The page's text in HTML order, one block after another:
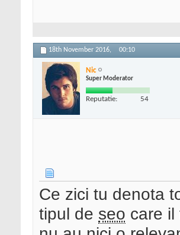
18th November 2016, 00:10
Nic
Super Moderator
Reputatie: 54
Ce zici tu denota
tipul de seo care il